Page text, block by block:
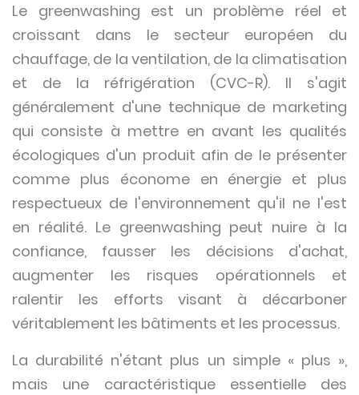
Le greenwashing est un problème réel et
croissant dans le secteur européen du
chauffage, de la ventilation, de la climatisation
et de la réfrigération (CVC-R). Il s'agit
généralement d'une technique de marketing
qui consiste à mettre en avant les qualités
écologiques d'un produit afin de le présenter
comme plus économe en énergie et plus
respectueux de l'environnement qu'il ne l'est
en réalité. Le greenwashing peut nuire à la
confiance, fausser les décisions d'achat,
augmenter les risques opérationnels et
ralentir les efforts visant à décarboner
véritablement les bâtiments et les processus.
La durabilité n'étant plus un simple « plus »,
mais une caractéristique essentielle des